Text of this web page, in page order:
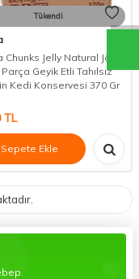
Tükendi
Chunks Jelly Natural Jöle
Geyik Etli Tahılsız
Kedi Konservesi 370 Gr
TL
Sepete Ekle